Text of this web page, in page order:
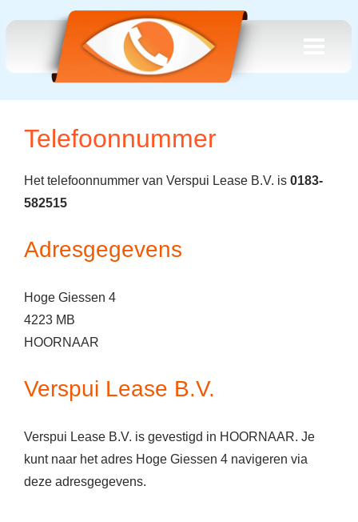
Telefoonnummer
Het telefoonnummer van Verspui Lease B.V. is 0183-
582515
Adresgegevens
Hoge Giessen 4
4223 MB
HOORNAAR
Verspui Lease B.V.
Verspui Lease B.V. is gevestigd in HOORNAAR. Je
kunt naar het adres Hoge Giessen 4 navigeren via
deze adresgegevens.